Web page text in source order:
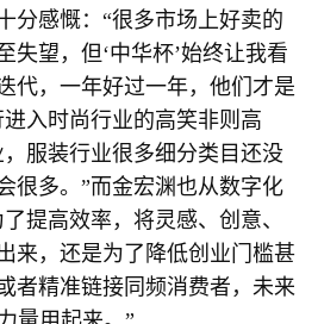
分感慨：“很多市场上好卖的
失望，但‘中华杯’始终让我看
代，一年好过一年，他们才是
入时尚行业的高笑非则高
服装行业很多细分类目还没
很多。”而金宏渊也从数字化
提高效率，将灵感、创意、
来，还是为了降低创业门槛甚
者精准链接同频消费者，未来